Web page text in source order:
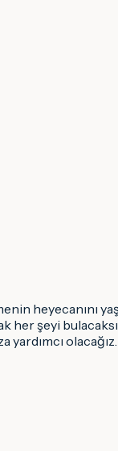
heyecanını
her şeyi
olacağız.